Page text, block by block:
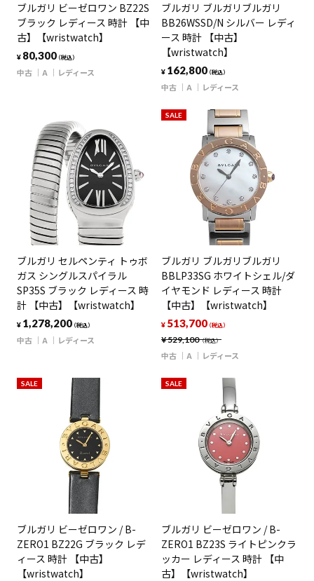
ブルガリ ビーゼロワン BZ22S
ブラック レディース 時計 【中
古】【wristwatch】
¥ 80,300（税込）
中古 A レディース
ブルガリ ブルガリブルガリ
BB26WSSD/N シルバー レディ
ース 時計 【中古】
【wristwatch】
¥ 162,800（税込）
中古 A レディース
ブルガリ セルペンティ トゥボ
ガス シングルスパイラル
SP35S ブラック レディース 時
計 【中古】【wristwatch】
¥ 1,278,200（税込）
中古 A レディース
SALE
ブルガリ ブルガリブルガリ
BBLP33SG ホワイトシェル/ダ
イヤモンド レディース 時計
【中古】【wristwatch】
¥529,100（税込）
¥ 513,700（税込）
中古 A レディース
SALE
ブルガリ ビーゼロワン / B-
ZERO1 BZ22G ブラック レデ
ィース 時計 【中古】
【wristwatch】
SALE
ブルガリ ビーゼロワン / B-
ZERO1 BZ23S ライトピンクラ
ッカー レディース 時計 【中
古】【wristwatch】